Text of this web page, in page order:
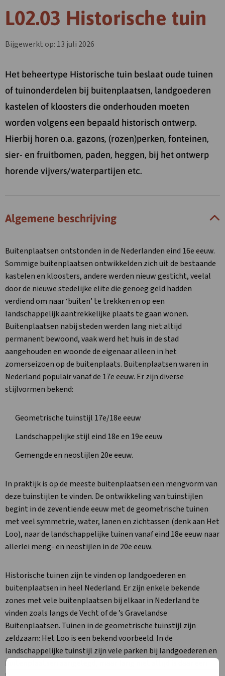
L02.03 Historische tuin
Bijgewerkt op: 13 juli 2026
Het beheertype Historische tuin beslaat oude tuinen
of tuinonderdelen bij buitenplaatsen, landgoederen
kastelen of kloosters die onderhouden moeten
worden volgens een bepaald historisch ontwerp.
Hierbij horen o.a. gazons, (rozen)perken, fonteinen,
sier- en fruitbomen, paden, heggen, bij het ontwerp
horende vijvers/waterpartijen etc.
Algemene beschrijving
Buitenplaatsen ontstonden in de Nederlanden eind 16e eeuw.
Sommige buitenplaatsen ontwikkelden zich uit de bestaande
kastelen en kloosters, andere werden nieuw gesticht, veelal
door de nieuwe stedelijke elite die genoeg geld hadden
verdiend om naar ‘buiten’ te trekken en op een
landschappelijk aantrekkelijke plaats te gaan wonen.
Buitenplaatsen nabij steden werden lang niet altijd
permanent bewoond, vaak werd het huis in de stad
aangehouden en woonde de eigenaar alleen in het
zomerseizoen op de buitenplaats. Buitenplaatsen waren in
Nederland populair vanaf de 17e eeuw. Er zijn diverse
stijlvormen bekend:
Geometrische tuinstijl 17e/18e eeuw
Landschappelijke stijl eind 18e en 19e eeuw
Gemengde en neostijlen 20e eeuw.
In praktijk is op de meeste buitenplaatsen een mengvorm van
deze tuinstijlen te vinden. De ontwikkeling van tuinstijlen
begint in de zeventiende eeuw met de geometrische tuinen
met veel symmetrie, water, lanen en zichtassen (denk aan Het
Loo), naar de landschappelijke tuinen vanaf eind 18e eeuw naar
allerlei meng- en neostijlen in de 20e eeuw.
Historische tuinen zijn te vinden op landgoederen en
buitenplaatsen in heel Nederland. Er zijn enkele bekende
zones met vele buitenplaatsen bij elkaar in Nederland te
vinden zoals langs de Vecht of de ’s Gravelandse
Buitenplaatsen. Tuinen in de geometrische tuinstijl zijn
zeldzaam: Het Loo is een bekend voorbeeld. In de
landschappelijke tuinstijl zijn vele parken bij landgoederen en
buitenplaatsen aangelegd, maar lang niet altijd is daar een